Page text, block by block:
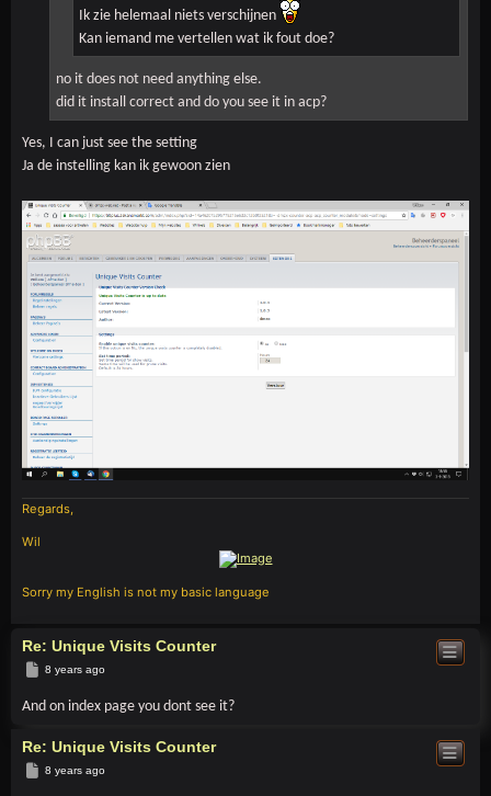
Ik zie helemaal niets verschijnen
Kan iemand me vertellen wat ik fout doe?
no it does not need anything else.
did it install correct and do you see it in acp?
Yes, I can just see the setting
Ja de instelling kan ik gewoon zien
Regards,
Wil
Sorry my English is not my basic language
Re: Unique Visits Counter
Post
8 years ago
And on index page you dont see it?
Re: Unique Visits Counter
Post
8 years ago